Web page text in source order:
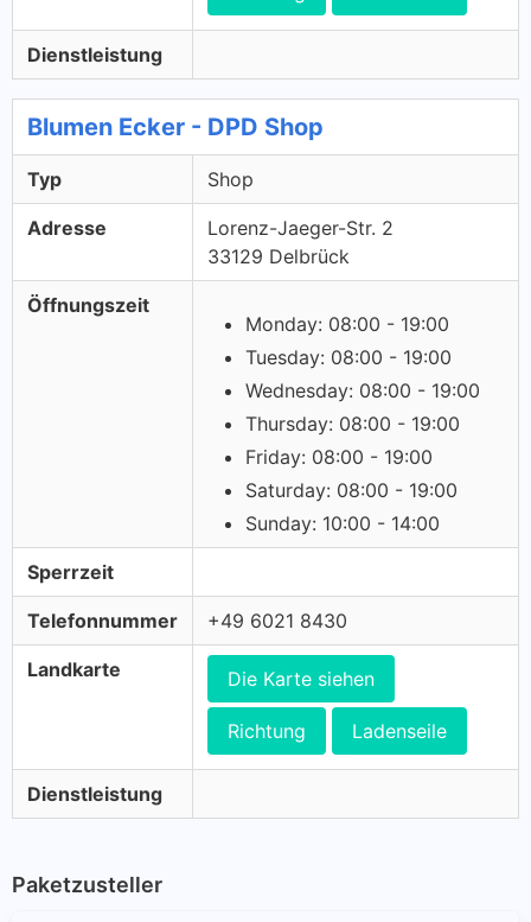
Dienstleistung
Blumen Ecker - DPD Shop
Typ Shop
Adresse
Lorenz-Jaeger-Str. 2
33129 Delbrück
Öffnungszeit
Monday: 08:00 - 19:00
Tuesday: 08:00 - 19:00
Wednesday: 08:00 - 19:00
Thursday: 08:00 - 19:00
Friday: 08:00 - 19:00
Saturday: 08:00 - 19:00
Sunday: 10:00 - 14:00
Sperrzeit
Telefonnummer +49 6021 8430
Landkarte Die Karte siehen
Richtung Ladenseile
Dienstleistung
Paketzusteller